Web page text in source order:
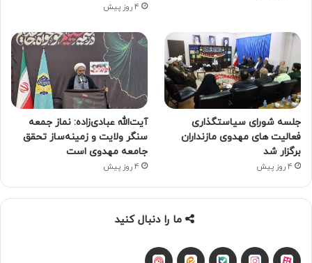
4 روز پیش
جلسه شورای سیاستگذاری
فعالیت های مهدوی مازنداران
برگزار شد
4 روز پیش
آیت‌الله عبادی‌زاده: نماز جمعه
سنگر ولایت و زمینه‌ساز تحقق
جامعه مهدوی است
4 روز پیش
ما را دنبال کنید